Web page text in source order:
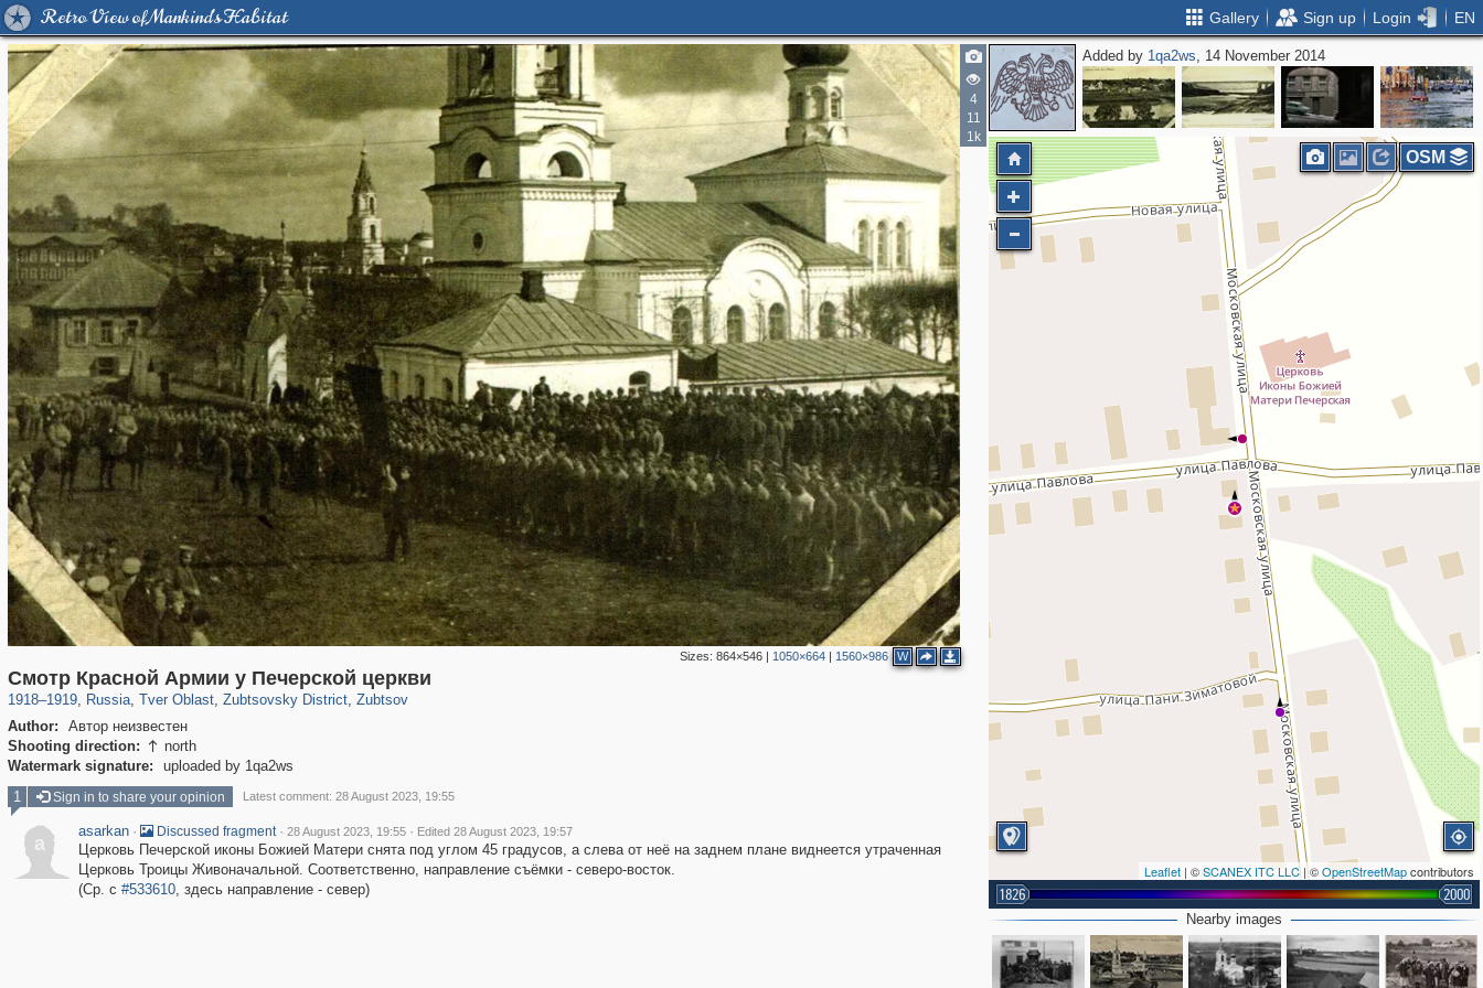
Retro View of Mankind's Habitat Gallery Sign up Login EN
4
11
1k
Sizes: 864×546| 1050×664| 1560×986 W
Смотр Красной Армии у Печерской церкви
1918–1919, Russia
1,407,361 29,248
, Tver Oblast
22,593 544
, Zubtsovsky District
164 9
, Zubtsov
93 2
Author:
Автор неизвестен
Shooting direction:  north
Watermark signature:
uploaded by 1qa2ws
Added by 1qa2ws, 14 November 2014
Leaflet | ©SCANEX ITC LLC| ©OpenStreetMapcontributors
1826 2000
OSM
Nearby images
1 Sign in to share your opinion Latest comment: 28 August 2023, 19:55
a
asarkan · Discussed fragment · 28 August 2023, 19:55 · Edited 28 August 2023, 19:57
Церковь Печерской иконы Божией Матери снята под углом 45 градусов, а слева от неё на заднем плане виднеется утраченная
Церковь Троицы Живоначальной. Соответственно, направление съёмки - северо-восток.
(Ср. с #533610, здесь направление - север)